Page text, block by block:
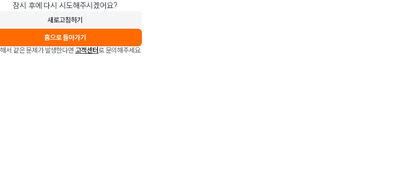
잠시 후에 다시 시도해주시겠어요?
새로고침하기
홈으로 돌아가기
서 같은 문제가 발생한다면 고객센터로 문의해주세요.